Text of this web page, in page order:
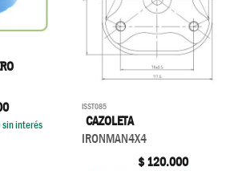
sin interés
ISST085
CAZOLETA
IRONMAN4X4
$120.000